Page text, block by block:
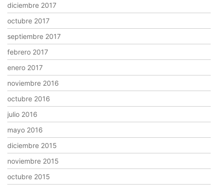
diciembre 2017
octubre 2017
septiembre 2017
febrero 2017
enero 2017
noviembre 2016
octubre 2016
julio 2016
mayo 2016
diciembre 2015
noviembre 2015
octubre 2015